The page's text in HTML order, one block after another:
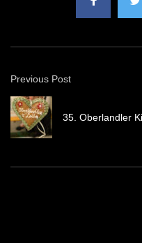
Previous Post
35. Oberlandler